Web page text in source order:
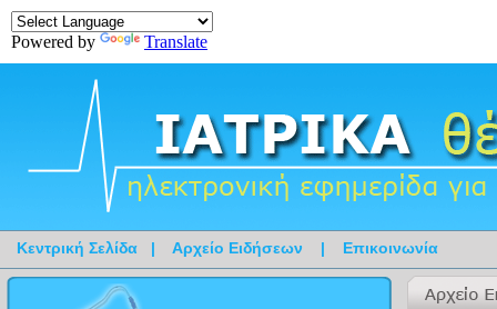
Powered by Translate
Κεντρική Σελίδα | Αρχείο Ειδήσεων | Επικοινωνία